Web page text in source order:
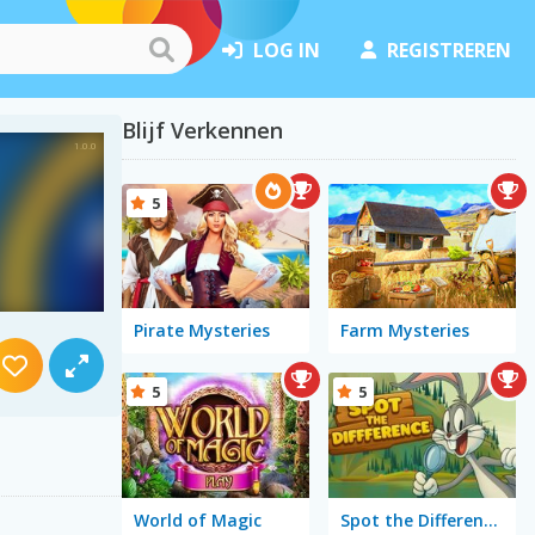
LOG IN REGISTREREN
Blijf Verkennen
Pirate Mysteries
5
Farm Mysteries
World of Magic
5
Spot the Difference 2
5